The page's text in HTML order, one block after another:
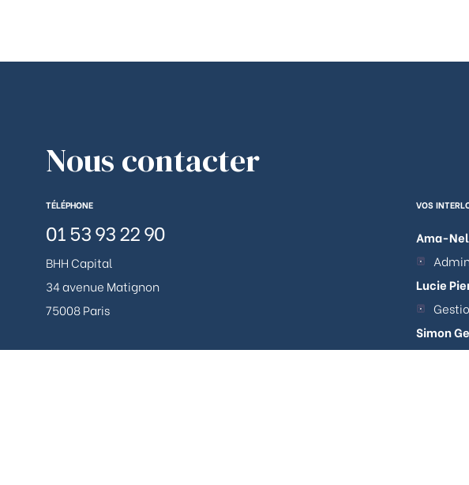
Nous contacter
TÉLÉPHONE
01 53 93 22 90
BHH Capital
34 avenue Matignon
75008 Paris
VOS
Ama-
Lucie
Simon
en garantissant la conformité avec les réglementations. Personnalisez